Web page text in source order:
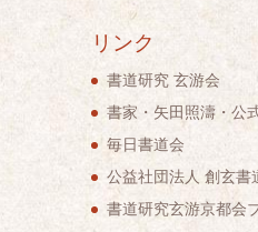
リンク
書道研究 玄游会
書家・矢田照濤・公
毎日書道会
公益社団法人 創玄書
書道研究玄游京都会